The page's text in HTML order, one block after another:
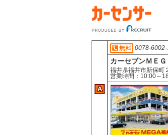
0078-
カーセブンＭＥ
福井県福井市新保町
営業時間：10:00～